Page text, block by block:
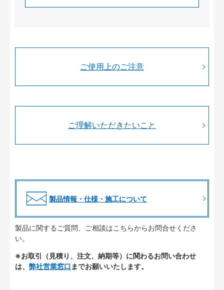
ご使用上のご注意
ご理解いただきたいこと
製品情報・仕様・施工について
製品に関するご質問、ご相談はこちらからお問合せくださ
い。
※お取引（見積り、注文、納期等）に関わるお問い合わせ
は、 弊社営業窓口までお願いいたします。